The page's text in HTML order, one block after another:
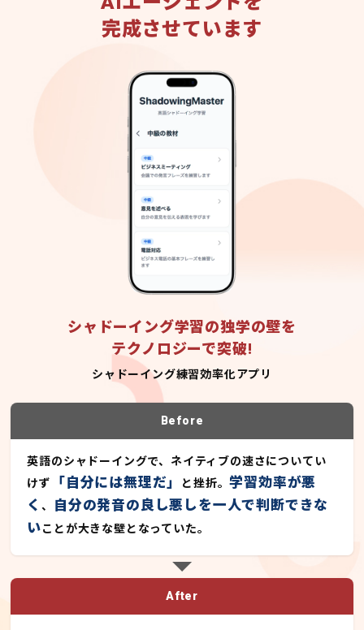
完成させています
シャドーイング学習の独学の壁を
テクノロジーで突破!
シャドーイング練習効率化アプリ
Before
英語のシャドーイングで、ネイティブの速さについてい
けず
「自分には無理だ」 と挫折。学習効率が悪
く、
自分の発音の良し悪しを一人で判断できな
いことが大きな壁となっていた。
After